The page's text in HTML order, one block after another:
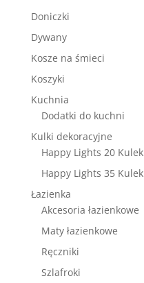
Doniczki
Dywany
Kosze na śmieci
Koszyki
Kuchnia
Dodatki do kuchni
Kulki dekoracyjne
Happy Lights 20 Kulek
Happy Lights 35 Kulek
Łazienka
Akcesoria łazienkowe
Maty łazienkowe
Ręczniki
Szlafroki